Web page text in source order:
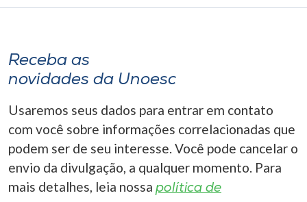
Receba as
novidades da Unoesc
Usaremos seus dados para entrar em contato
com você sobre informações correlacionadas que
podem ser de seu interesse. Você pode cancelar o
envio da divulgação, a qualquer momento. Para
mais detalhes, leia nossa política de